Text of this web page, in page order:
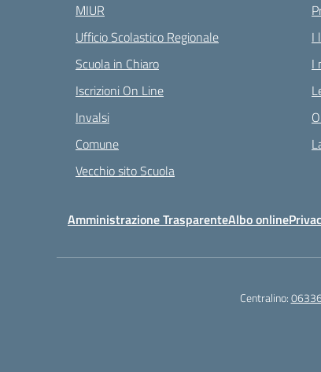
MIUR
Ufficio Scolastico Regionale
Scuola in Chiaro
Iscrizioni On Line
Invalsi
Comune
Vecchio sito Scuola
I
I
Amministrazione TrasparenteAlbo online
Centralino: